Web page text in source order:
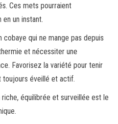
Ces mets pourraient
un instant.
qui ne mange pas depuis
et nécessiter une
Favorisez la variété pour tenir
éveillé et actif.
riche, équilibrée et surveillée est le